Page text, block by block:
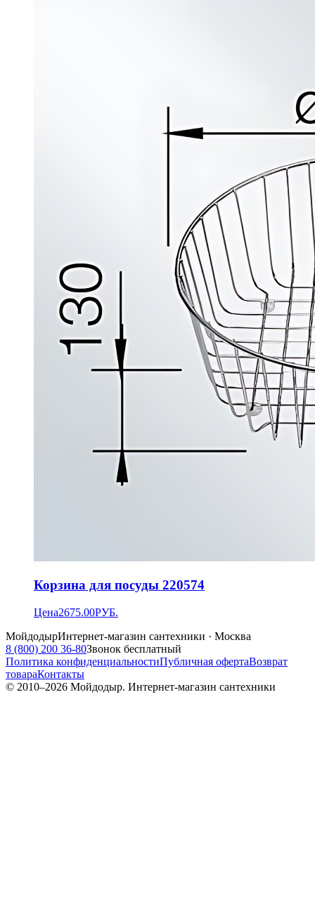
Корзина для посуды 220574
Цена2675.00РУБ.
МойдодырИнтернет-магазин сантехники · Москва
8 (800) 200 36-80Звонок бесплатный
Политика конфиденциальностиПубличная офертаВозврат
товараКонтакты
© 2010–2026 Мойдодыр. Интернет-магазин сантехники